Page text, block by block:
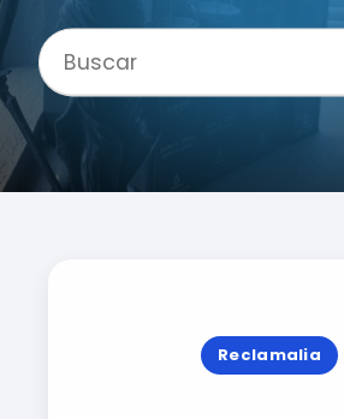
Reclamalia